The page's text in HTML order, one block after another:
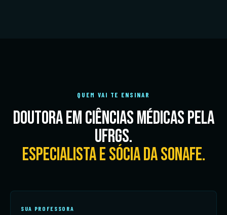
QUEM VAI TE ENSINAR
Doutora em Ciências Médicas pela
UFRGS.
Especialista e Sócia da SONAFE.
SUA PROFESSORA